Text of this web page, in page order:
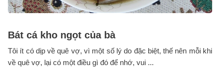
Bát cá kho ngọt của bà
Tôi ít có dịp về quê vợ, vì một số lý do đặc biệt, thế nên mỗi khi
về quê vợ, lại có một điều gì đó để nhớ, vui ...